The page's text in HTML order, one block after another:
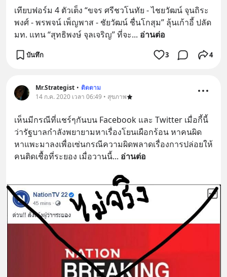
เทียบฟอร์ม 4 ตัวเต็ง “ขจร ศรีชวโนทัย - ไชยวัฒน์ จุนถิระ
พงศ์ - พรพจน์ เพ็ญพาส - ชัยวัฒน์ ชื่นโกสุม” ลุ้นเก้าอี้ ปลัด
มท. แทน “สุทธิพงษ์ จุลเจริญ” ที่จะ... อ่านต่อ
บันทึก 3 4
Mr.Strategist • ติดตาม
14 ก.ค. 2020 เวลา 06:49 • สุขภาพ
เห็นมีกรณีที่แชร์ๆกันบน Facebook และ Twitter เมื่อกี้นี้
ว่ารัฐบาลกำลังพยายามหาเรื่องโยนเผือกร้อน หาคนผิด
หาแพะมาลงเพื่อเซ่นกรณีความผิดพลาดเรื่องการปล่อยให้
คนติดเชื้อที่ระยอง เมื่อวานนี้... อ่านต่อ